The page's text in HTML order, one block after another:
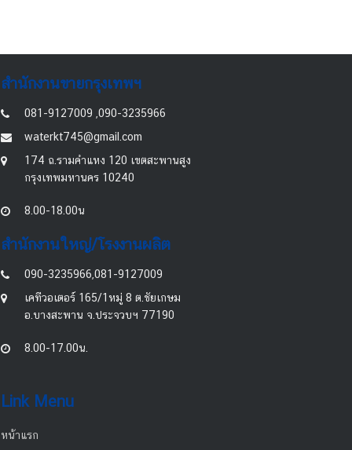
สำนักงานขายกรุงเทพฯ
081-9127009 ,090-3235966
waterkt745@gmail.com
174 ถ.รามคำแหง 120 เขตสะพานสูง
กรุงเทพมหานคร 10240
8.00-18.00น
สำนักงานใหญ่/โรงงานผลิต
090-3235966,081-9127009
เคทีวอเตอร์ 165/1หมู่ 8 ต.ชัยเกษม
อ.บางสะพาน จ.ประจวบฯ 77190
8.00-17.00น.
Link Menu
หน้าแรก